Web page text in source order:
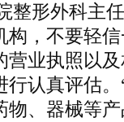
整形外科主
构，不要轻
营业执照以
行认真评估
物、器械等